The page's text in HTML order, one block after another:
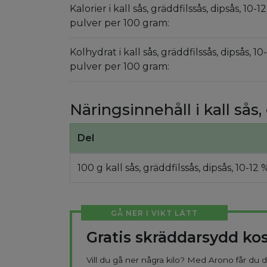
Kalorier i kall sås, gräddfilssås, dipsås, 10-
pulver per 100 gram:
Kolhydrat i kall sås, gräddfilssås, dipsås,
pulver per 100 gram:
Näringsinnehåll i kall sås,
Del
100 g kall sås, gräddfilssås, dipsås, 10-12
GÅ NER I VIKT LÄTT
Gratis skräddarsydd
Vill du gå ner några kilo? Med Arono får du